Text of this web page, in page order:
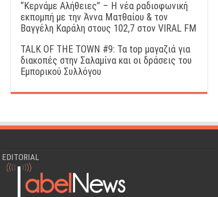
“Kερνάμε Αλήθειες” – Η νέα ραδιοφωνική
εκπομπή με την Άννα Ματθαίου & τον
Βαγγέλη Καράλη στους 102,7 στον VIRAL FM
TALK OF THE TOWN #9: Τα top μαγαζιά για
διακοπές στην Σαλαμίνα και οι δράσεις του
Εμπορικού Συλλόγου
EDITORIAL